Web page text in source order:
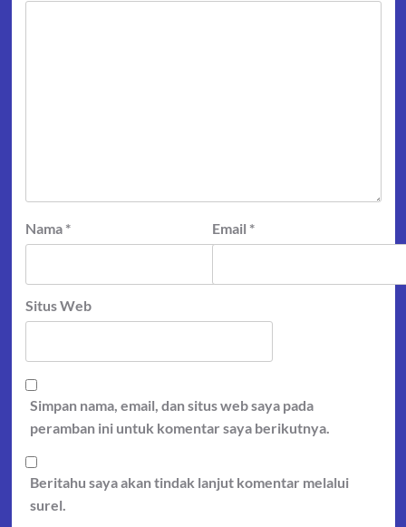
Nama * Email *
Situs Web
Simpan nama, email, dan situs web saya pada
peramban ini untuk komentar saya berikutnya.
Beritahu saya akan tindak lanjut komentar melalui
surel.